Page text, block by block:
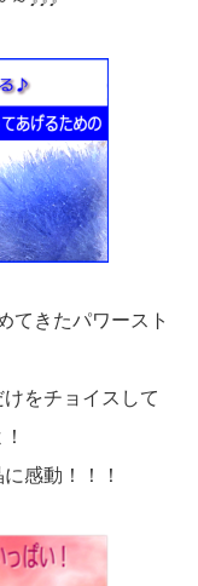
てきたパワースト
をチョイスして
感動！！！